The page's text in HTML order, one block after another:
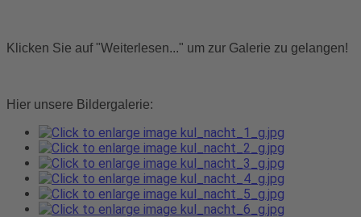
Klicken Sie auf "Weiterlesen..." um zur Galerie zu gelangen!
Hier unsere Bildergalerie: